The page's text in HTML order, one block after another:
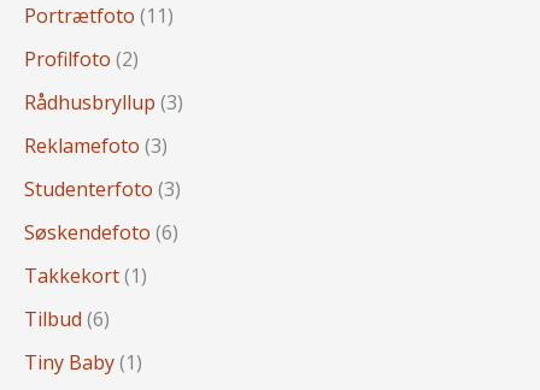
Portrætfoto (11)
Profilfoto (2)
Rådhusbryllup (3)
Reklamefoto (3)
Studenterfoto (3)
Søskendefoto (6)
Takkekort(1)
Tilbud (6)
Tiny Baby(1)